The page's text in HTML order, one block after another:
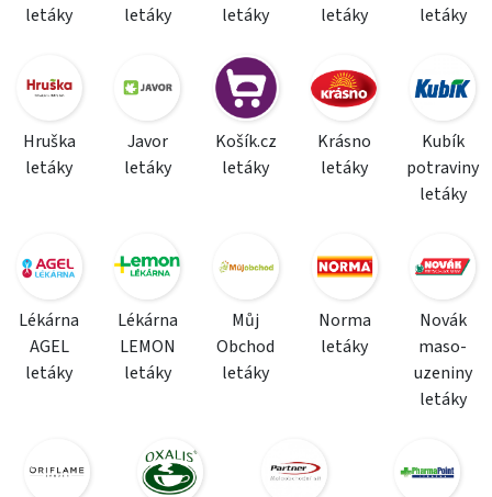
letáky
letáky
letáky
letáky
letáky
Hruška
letáky
Javor
letáky
Košík.cz
letáky
Krásno
letáky
Kubík
potraviny
letáky
Lékárna
AGEL
letáky
Lékárna
LEMON
letáky
Můj
Obchod
letáky
Norma
letáky
Novák
maso-
uzeniny
letáky